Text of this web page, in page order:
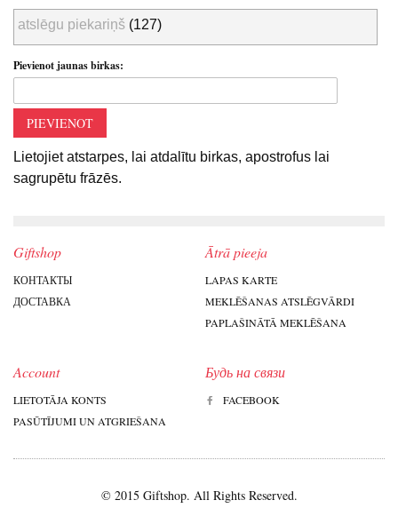
atslēgu piekariņš (127)
Pievienot jaunas birkas:
PIEVIENOT
Lietojiet atstarpes, lai atdalītu birkas, apostrofus lai
sagrupētu frāzēs.
Giftshop
КОНТАКТЫ
ДОСТАВКА
Ātrā pieeja
LAPAS KARTE
MEKLĒŠANAS ATSLĒGVĀRDI
PAPLAŠINĀTĀ MEKLĒŠANA
Account
LIETOTĀJA KONTS
PASŪTĪJUMI UN ATGRIEŠANA
Будь на связи
FACEBOOK
© 2015 Giftshop. All Rights Reserved.